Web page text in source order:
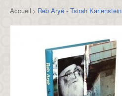
Accueil > Reb Aryé - Tsirah Karlenstein